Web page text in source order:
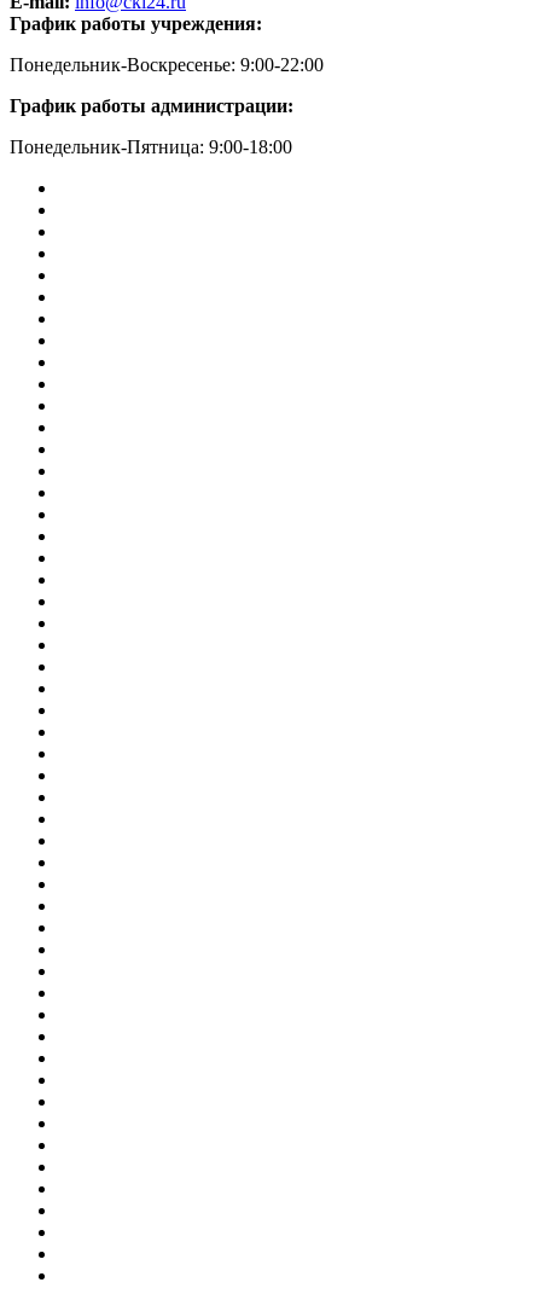
График работы учреждения:
Понедельник-Воскресенье: 9:00-22:00
График работы администрации:
Понедельник-Пятница: 9:00-18:00